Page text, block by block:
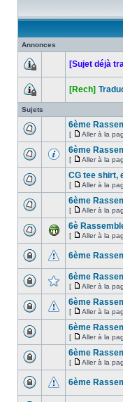
Annonces
[Sujet déjà
[Rech]
Sujets
6ème
[ Aller à la
6ème
[ Aller à la
CG tee shirt,
[ Aller à la
6ème
[ Aller à la
6è
[ Aller à la
6ème
6ème
[ Aller à la
6ème
[ Aller à la
6ème
[ Aller à la
6ème
[ Aller à la
6ème